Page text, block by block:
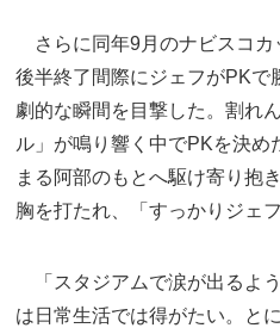
さらに同年9月のナビスコカ
後半終了間際にジェフがPKで
劇的な瞬間を目撃した。割れ
ル」が鳴り響く中でPKを決め
まる阿部のもとへ駆け寄り抱
胸を打たれ、「すっかりジェ
「スタジアムで涙が出るよ
は日常生活では得がたい。と